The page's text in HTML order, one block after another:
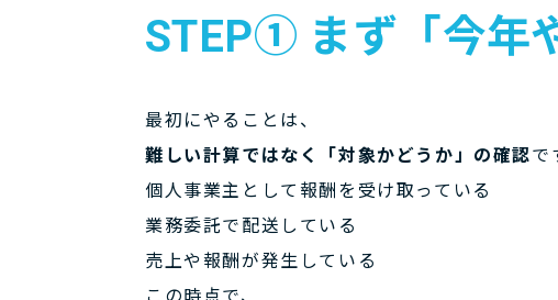
STEP① まず「今年
最初にやることは、
難しい計算ではなく「対象かどうか」の確認で
個人事業主として報酬を受け取っている
業務委託で配送している
売上や報酬が発生している